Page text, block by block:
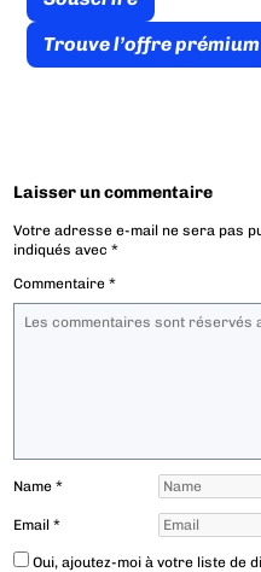
Trouve l’offre
Laisser un commentaire
Votre adresse e-mail ne sera pas
indiqués avec*
Commentaire*
Name*
Email*
Oui, ajoutez-moi à votre liste de